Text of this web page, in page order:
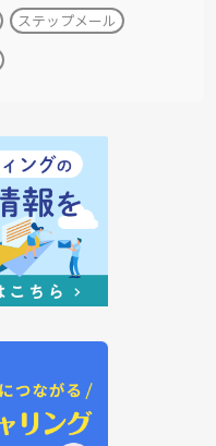
ステップメール